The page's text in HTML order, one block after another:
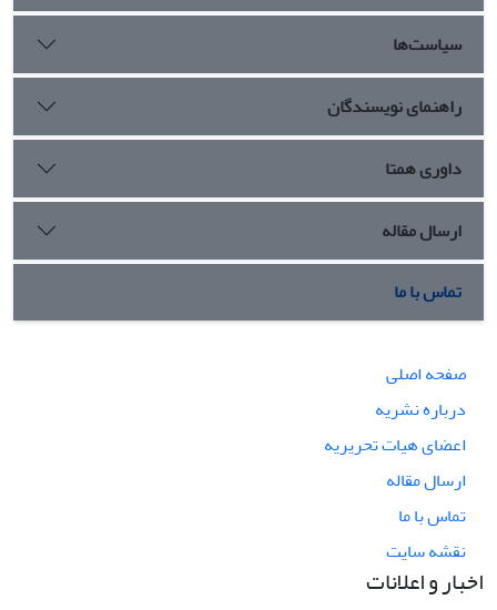
سیاست‌ها
راهنمای نویسندگان
داوری همتا
ارسال مقاله
تماس با ما
صفحه اصلی
درباره نشریه
اعضای هیات تحریریه
ارسال مقاله
تماس با ما
نقشه سایت
اخبار و اعلانات